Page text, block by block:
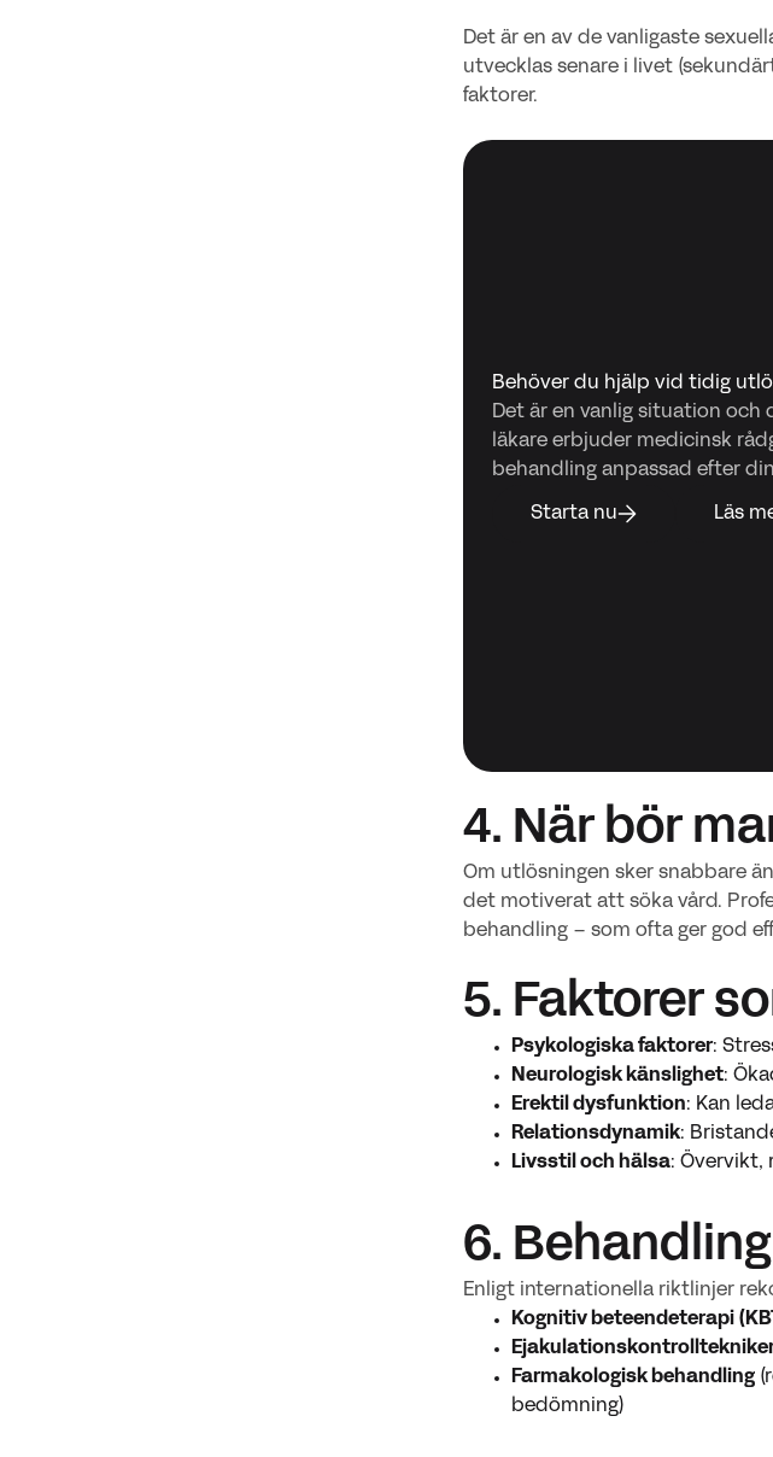
Det är en av de vanligaste
utvecklas senare i livet
faktorer.
Behöver du hjälp vid tidig
Det är en vanlig situation och
läkare erbjuder medicinsk
behandling anpassad efter
Starta nu Läs
4. När bör
Om utlösningen sker snabbare
det motiverat att söka vård.
behandling – som ofta ger god
5. Faktorer
Psykologiska faktorer:
Neurologisk känslighet:
Erektil dysfunktion: Kan
Relationsdynamik:
Livsstil och hälsa: Övervikt,
6.
Enligt internationella riktlinjer
Kognitiv beteendeterapi
Farmakologisk behandling
bedömning)